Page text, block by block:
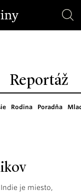
Reportáž
Rodina Poradňa
je miesto,